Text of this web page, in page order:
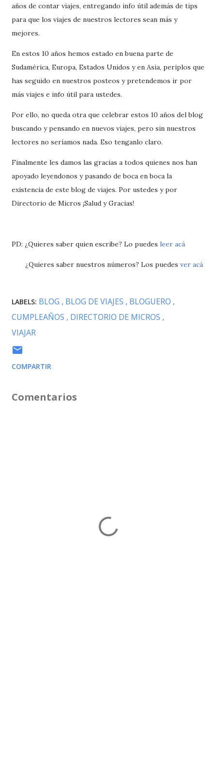
años de contar viajes, entregando info útil además de tips
para que los viajes de nuestros lectores sean más y
mejores.
En estos 10 años hemos estado en buena parte de
Sudamérica, Europa, Estados Unidos y en Asia, periplos que
has seguido en nuestros posteos y pretendemos ir por
más viajes e info útil para ustedes.
Por ello, no queda otra que celebrar estos 10 años del blog
buscando y pensando en nuevos viajes, pero sin nuestros
lectores no seríamos nada. Eso tenganlo claro.
Finalmente les damos las gracias a todos quienes nos han
apoyado leyendonos y pasando de boca en boca la
existencia de este blog de viajes. Por ustedes y por
Directorio de Micros ¡Salud y Gracias!
PD: ¿Quieres saber quien escribe? Lo puedes leer acá
¿Quieres saber nuestros números? Los puedes ver acá
LABELS: BLOG BLOG DE VIAJES
BLOGUERO
CUMPLEAÑOS
DIRECTORIO DE MICROS
VIAJAR
COMPARTIR
Comentarios